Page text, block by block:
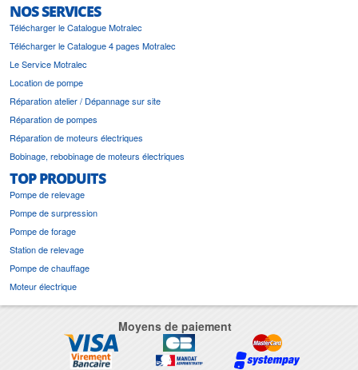
NOS SERVICES
Télécharger le Catalogue Motralec
Télécharger le Catalogue 4 pages Motralec
Le Service Motralec
Location de pompe
Réparation atelier / Dépannage sur site
Réparation de pompes
Réparation de moteurs électriques
Bobinage, rebobinage de moteurs électriques
TOP PRODUITS
Pompe de relevage
Pompe de surpression
Pompe de forage
Station de relevage
Pompe de chauffage
Moteur électrique
Moyens de paiement